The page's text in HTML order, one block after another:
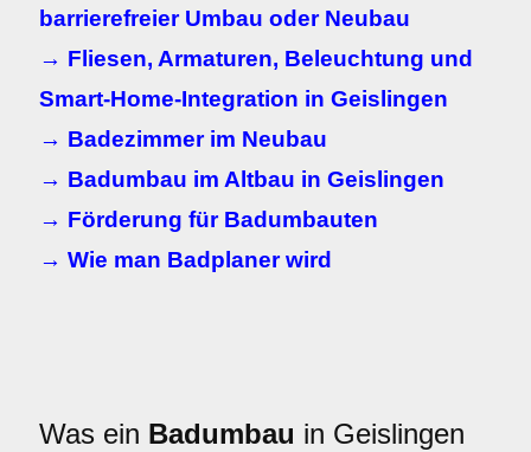
barrierefreier Umbau oder Neubau
→ Fliesen, Armaturen, Beleuchtung und
Smart-Home-Integration in Geislingen
→ Badezimmer im Neubau
→ Badumbau im Altbau in Geislingen
→ Förderung für Badumbauten
→ Wie man Badplaner wird
Was ein Badumbau in Geislingen